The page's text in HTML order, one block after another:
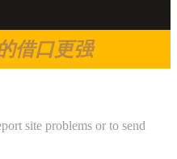
借口更强
site problems or to send